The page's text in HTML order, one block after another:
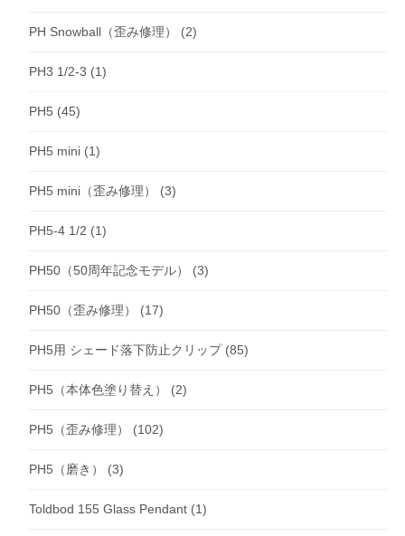
PH Snowball（歪み修理） (2)
PH3 1/2-3 (1)
PH5 (45)
PH5 mini (1)
PH5 mini（歪み修理） (3)
PH5-4 1/2 (1)
PH50（50周年記念モデル） (3)
PH50（歪み修理） (17)
PH5用 シェード落下防止クリップ(85)
PH5（本体色塗り替え） (2)
PH5（歪み修理） (102)
PH5（磨き） (3)
Toldbod 155 Glass Pendant (1)